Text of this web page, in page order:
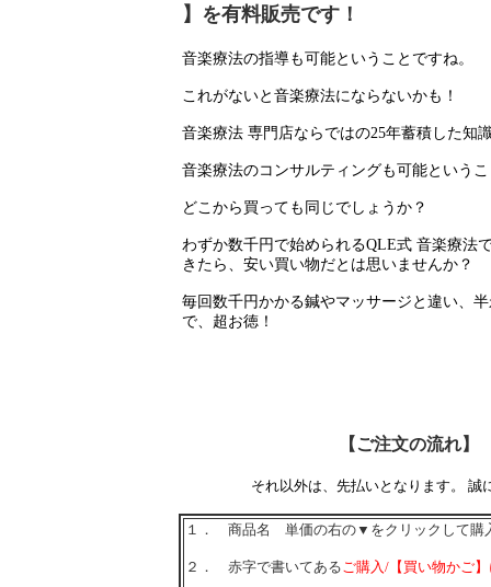
】を有料販売です！
音楽療法の指導も可能ということですね。
これがないと音楽療法にならないかも！
音楽療法 専門店ならではの25年蓄積した知
音楽療法のコンサルティングも可能という
どこから買っても同じでしょうか？
わずか数千円で始められるQLE式 音楽療法
きたら、安い買い物だとは思いませんか？
毎回数千円かかる鍼やマッサージと違い、
で、超お徳！
【ご注文の流れ】
それ以外は、先払いとなります。 誠
１． 商品名 単価の右の▼をクリックして購
２． 赤字で書いてある ご購入/【買い物かご